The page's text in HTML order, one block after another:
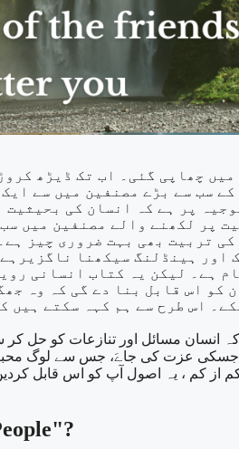
لوگوں کو کیسے متاثر کریں، اور دوست بنائیں۔
سب سے بڑے مصنفین میں سے
پر ہے کہ انسان کی
پر لکھنے والے مصنفین میں
تربیت بھی بہت ضروری چیز
اور ہینڈلنگ سیکھنا
ہے۔ لیکن یہ کتاب انسانی
کو اس قابل بنا دے گی کہ وہ
اس طرح سے ہم کہہ سکتے
مسائل اور تنازعات کو حل کر
جسکی عزت کی جاےَ، جس سے لوگ
کم از کم ، یہ اصول آپ کو اس قابل